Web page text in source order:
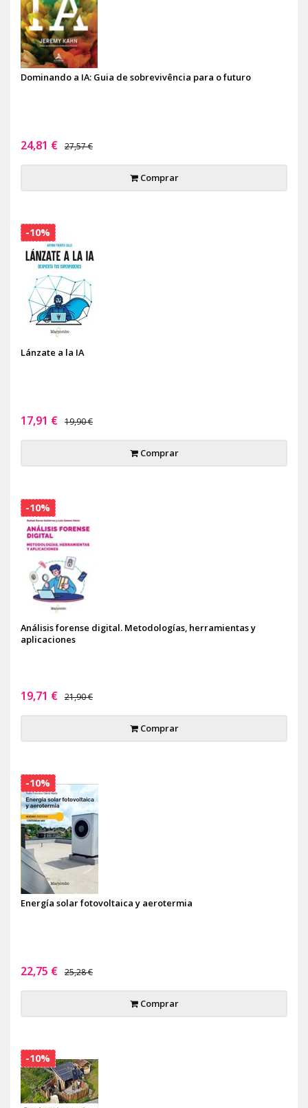
Dominando a IA: Guia de sobrevivência para o futuro
24,81 € 27,57 €
Comprar
Lánzate a la IA
17,91 € 19,90 €
Comprar
-10%
Análisis forense digital. Metodologías, herramientas y
aplicaciones
19,71 € 21,90 €
Comprar
-10%
Energía solar fotovoltaica y aerotermia
22,75 € 25,28 €
Comprar
-10%
-10%